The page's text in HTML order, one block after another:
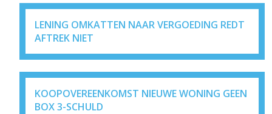
LENING OMKATTEN NAAR VERGOEDING REDT
AFTREK NIET
KOOPOVEREENKOMST NIEUWE WONING GEEN
BOX 3-SCHULD